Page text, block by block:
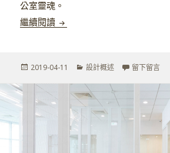
公室靈魂。
繼續閱讀 【現代混搭商空設計】跳躍
發
於
2019-04-11
分
設計概述 留下留言在